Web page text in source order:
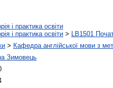
і практика освіти
і практика освіти > LB1501
> Кафедра англійської мови з
Зимовець